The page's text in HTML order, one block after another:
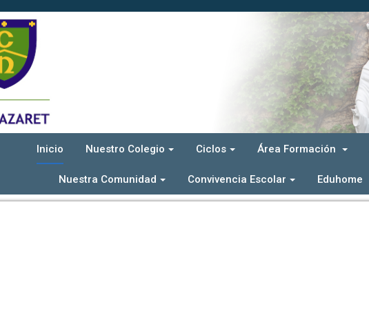
Inicio Nuestro Colegio Ciclos Área Formación
Nuestra Comunidad Convivencia Escolar Eduhome